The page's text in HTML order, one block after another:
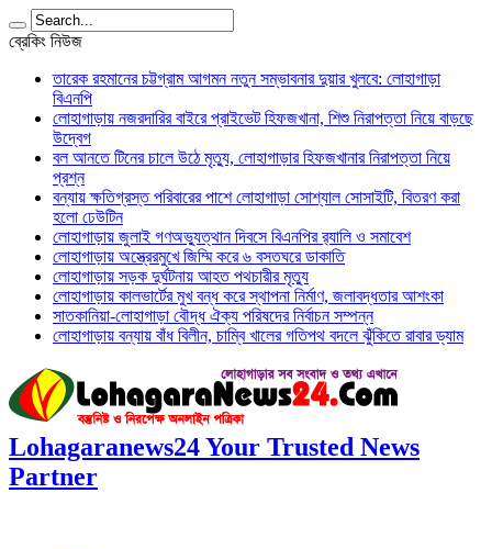
ব্রেকিং নিউজ
তারেক রহমানের চট্টগ্রাম আগমন নতুন সম্ভাবনার দুয়ার খুলবে: লোহাগাড়া
বিএনপি
লোহাগাড়ায় নজরদারির বাইরে প্রাইভেট হিফজখানা, শিশু নিরাপত্তা নিয়ে বাড়ছে
উদ্বেগ
বল আনতে টিনের চালে উঠে মৃত্যু, লোহাগাড়ার হিফজখানার নিরাপত্তা নিয়ে
প্রশ্ন
বন্যায় ক্ষতিগ্রস্ত পরিবারের পাশে লোহাগাড়া সোশ্যাল সোসাইটি, বিতরণ করা
হলো ঢেউটিন
লোহাগাড়ায় জুলাই গণঅভ্যুত্থান দিবসে বিএনপির র‌্যালি ও সমাবেশ
লোহাগাড়ায় অস্ত্রেরমুখে জিম্মি করে ৬ বসতঘরে ডাকাতি
লোহাগাড়ায় সড়ক দুর্ঘটনায় আহত পথচারীর মৃত্যু
লোহাগাড়ায় কালভার্টের মুখ বন্ধ করে স্থাপনা নির্মাণ, জলাবদ্ধতার আশংকা
সাতকানিয়া-লোহাগাড়া বৌদ্ধ ঐক্য পরিষদের নির্বাচন সম্পন্ন
লোহাগাড়ায় বন্যায় বাঁধ বিলীন, চাম্বি খালের গতিপথ বদলে ঝুঁকিতে রাবার ড্যাম
Lohagaranews24 Your Trusted News
Partner